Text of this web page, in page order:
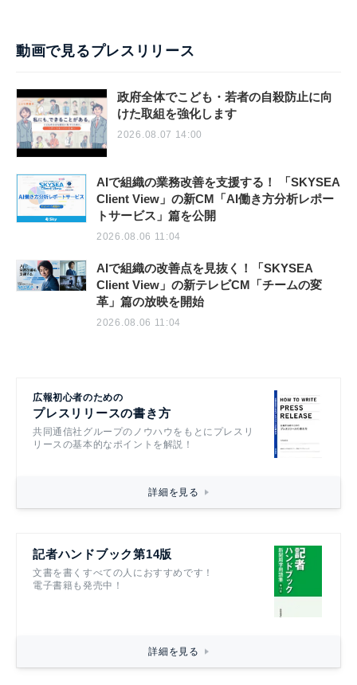
動画で見るプレスリリース
政府全体でこども・若者の自殺防止に向
けた取組を強化します
2026.08.07 14:00
AIで組織の業務改善を支援する！ 「SKYSEA
Client View」の新CM「AI働き方分析レポー
トサービス」篇を公開
2026.08.06 11:04
AIで組織の改善点を見抜く！「SKYSEA
Client View」の新テレビCM「チームの変
革」篇の放映を開始
2026.08.06 11:04
広報初心者のための
プレスリリースの書き方
共同通信社グループのノウハウをもとにプレスリ
リースの基本的なポイントを解説！
詳細を見る
記者ハンドブック第14版
文書を書くすべての人におすすめです！
電子書籍も発売中！
詳細を見る